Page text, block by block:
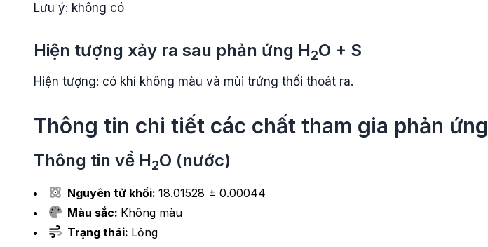
Lưu ý: không có
Hiện tượng xảy ra sau phản ứng H2O + S
Hiện tượng: có khí không màu và mùi trứng thối thoát ra.
Thông tin chi tiết các chất tham gia phản ứng
Thông tin về H2O (nước)
Nguyên tử khối: 18.01528 ± 0.00044
Màu sắc: Không màu
Trạng thái: Lỏng